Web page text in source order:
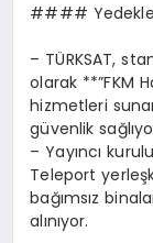
####
– TÜRKSAT,
olarak **”FKM
hizmetleri
güvenlik
– Yayıncı
Teleport
bağımsız
alınıyor.